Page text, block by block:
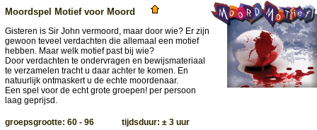
Moordspel Motief voor Moord
Gisteren is Sir John vermoord, maar door wie? Er zijn
gewoon teveel verdachten die allemaal een motief
hebben. Maar welk motief past bij wie?
Door verdachten te ondervragen en bewijsmateriaal
te verzamelen tracht u daar achter te komen. En
natuurlijk ontmaskert u de echte moordenaar.
Een spel voor de echt grote groepen! per persoon
laag geprijsd.
groepsgrootte: 60 - 96 tijdsduur: ± 3 uur